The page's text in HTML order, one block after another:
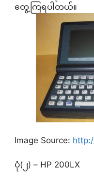
တွေ့ကြရပါတယ်။
Image Source:
ပုံ(၂) – HP 200LX